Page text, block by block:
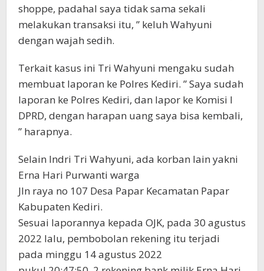
shoppe, padahal saya tidak sama sekali
melakukan transaksi itu, ” keluh Wahyuni
dengan wajah sedih.
Terkait kasus ini Tri Wahyuni mengaku sudah
membuat laporan ke Polres Kediri. ” Saya sudah
laporan ke Polres Kediri, dan lapor ke Komisi I
DPRD, dengan harapan uang saya bisa kembali,
” harapnya.
Selain Indri Tri Wahyuni, ada korban lain yakni
Erna Hari Purwanti warga
Jln raya no 107 Desa Papar Kecamatan Papar
Kabupaten Kediri.
Sesuai laporannya kepada OJK, pada 30 agustus
2022 lalu, pembobolan rekening itu terjadi
pada minggu 14 agustus 2022